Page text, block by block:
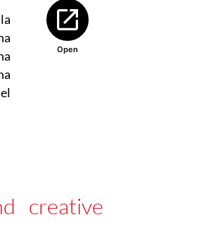
Open
Abre en nueva ventana
creative